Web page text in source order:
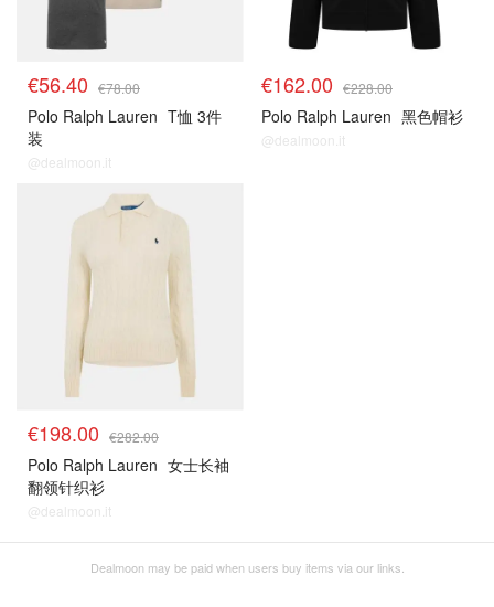
€56.40 €78.00
Polo Ralph Lauren T恤 3件
装
@dealmoon.it
€162.00 €228.00
Polo Ralph Lauren 黑色帽衫
@dealmoon.it
€198.00 €282.00
Polo Ralph Lauren 女士长袖
翻领针织衫
@dealmoon.it
Dealmoon may be paid when users buy items via our links.